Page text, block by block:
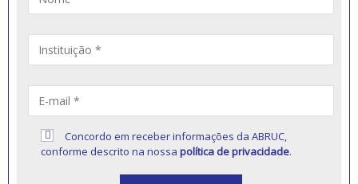
Concordo em receber informações da ABRUC,
conforme descrito na nossapolítica de privacidade.